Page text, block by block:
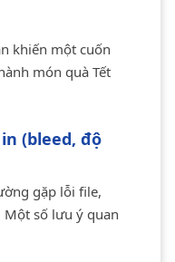
khiến một cuốn
món quà Tết
(bleed, độ
gặp lỗi file,
Một số lưu ý quan